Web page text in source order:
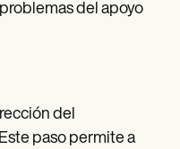
del apoyo
del
paso permite a